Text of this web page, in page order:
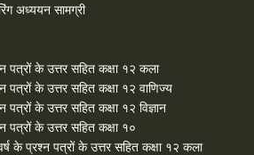
अध्ययन सामग्री
पत्रों के उत्तर सहित कक्षा १२ कला
पत्रों के उत्तर सहित कक्षा १२ वाणिज्य
पत्रों के उत्तर सहित कक्षा १२ विज्ञान
पत्रों के उत्तर सहित कक्षा १०
के प्रश्न पत्रों के उत्तर सहित कक्षा १२ कला